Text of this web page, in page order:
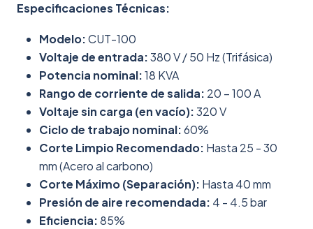
Especificaciones Técnicas:
Modelo:CUT-100
Voltaje de entrada:380 V / 50 Hz (Trifásica)
Potencia nominal:18 KVA
Rango de corriente de salida: 20 – 100 A
Voltaje sin carga (en vacío):320 V
Ciclo de trabajo nominal:60%
Corte Limpio Recomendado: Hasta 25 - 30
mm (Acero al carbono)
Corte Máximo (Separación): Hasta 40 mm
Presión de aire recomendada: 4 - 4.5 bar
Eficiencia:85%